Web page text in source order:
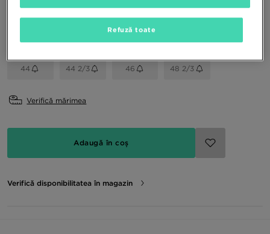
EU US
40 2/3 41 1/3 42 42 2/3 43 1/3
44 44 2/3 46 48 2/3
Verifică mărimea
Adaugă în coș
Verifică disponibilitatea în magazin
Refuză toate